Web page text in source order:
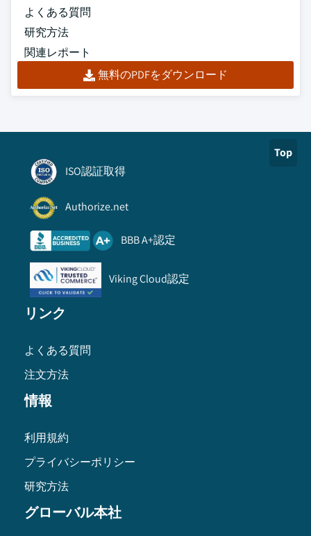
よくある質問
研究方法
関連レポート
無料のPDFをダウンロード
Top
ISO認証取得
Authorize.net
BBB A+認定
Viking Cloud認定
リンク
よくある質問
注文方法
情報
利用規約
プライバシーポリシー
研究方法
グローバル本社